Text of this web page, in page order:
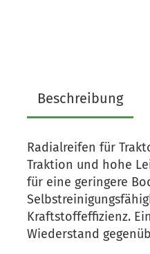
Beschreibung
Radialreifen für
Traktion und hohe
für eine geringere
Kraftstoffeffizienz.
Wiederstand